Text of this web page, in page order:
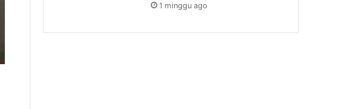
1 minggu ago